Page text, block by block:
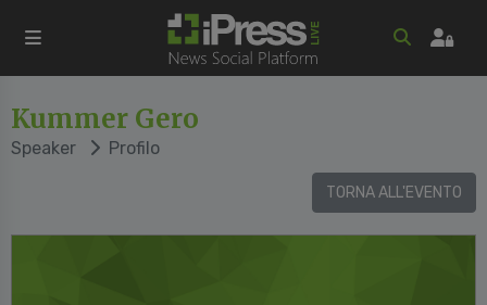
Kummer Gero
Speaker Profilo
TORNA ALL'EVENTO